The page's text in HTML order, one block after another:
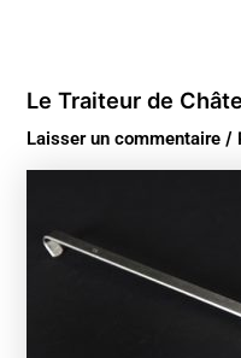
Le Traiteur de
Laisser un commentaire /